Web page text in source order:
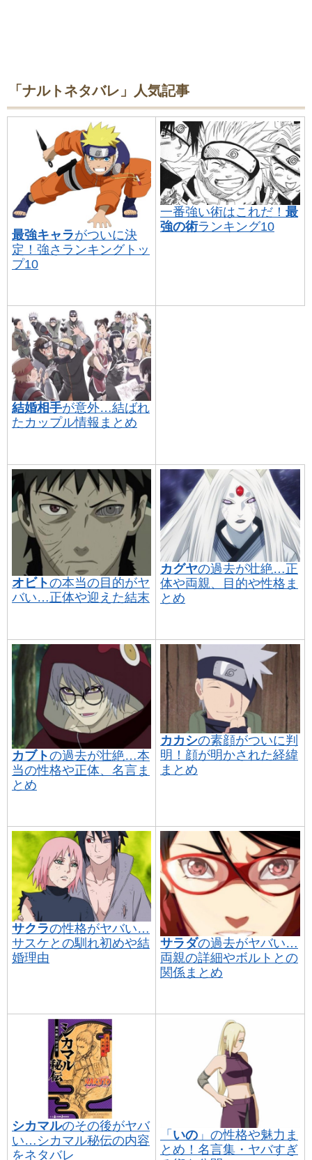
「ナルトネタバレ」人気記事
最強キャラがついに決
定！強さランキングトッ
プ10
一番強い術はこれだ！ 最
強の術ランキング10
結婚相手が意外…結ばれ
たカップル情報まとめ
オビトの本当の目的がヤ
バい…正体や迎えた結末
カグヤの過去が壮絶…正
体や両親、目的や性格ま
とめ
カブトの過去が壮絶…本
当の性格や正体、名言ま
とめ
カカシの素顔がついに判
明！顔が明かされた経緯
まとめ
サクラの性格がヤバい…
サスケとの馴れ初めや結
婚理由
サラダの過去がヤバい…
両親の詳細やボルトとの
関係まとめ
シカマルのその後がヤバ
い…シカマル秘伝の内容
をネタバレ
「 いの 」の性格や魅力ま
とめ！名言集・ヤバすぎ